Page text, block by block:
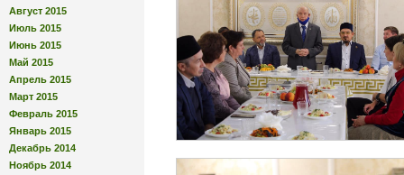
Август 2015
Июль 2015
Июнь 2015
Май 2015
Апрель 2015
Март 2015
Февраль 2015
Январь 2015
Декабрь 2014
Ноябрь 2014